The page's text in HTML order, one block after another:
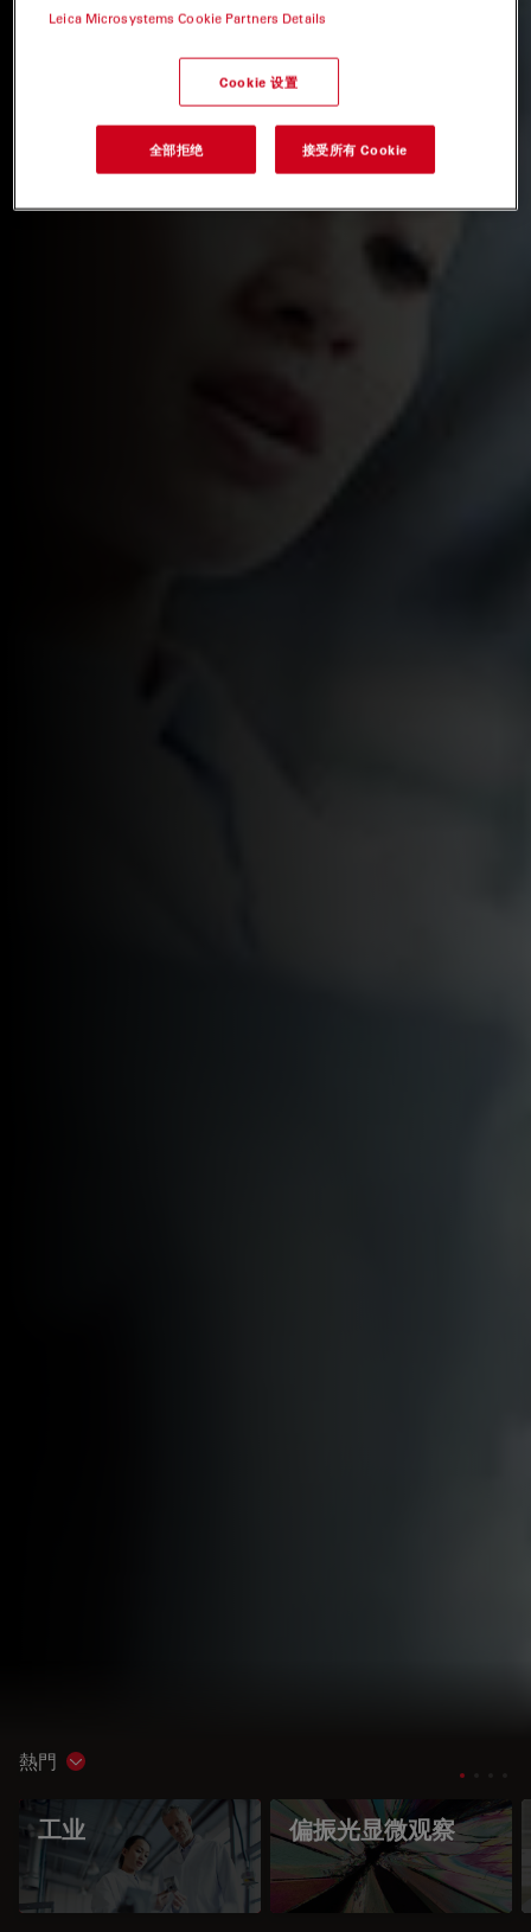
熱門 Show subnavigation
工业 偏振光显微观察
Leica Microsystems Cookie Partners Details
Cookie 设置
全部拒绝 接受所有 Cookie